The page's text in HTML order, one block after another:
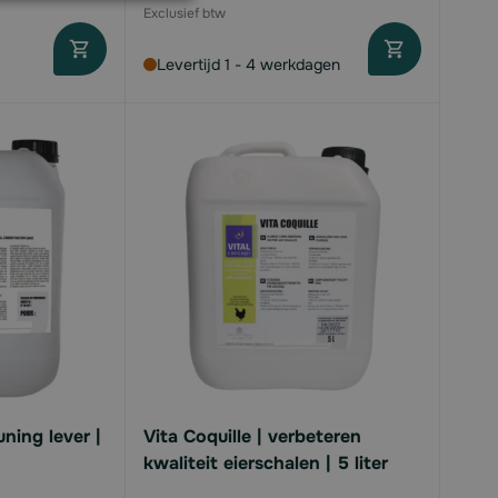
Levertijd 1 - 4 werkdagen
lever |
Vita Coquille | verbeteren
kwaliteit eierschalen | 5 liter